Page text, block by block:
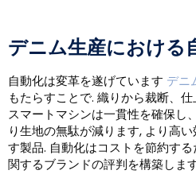
デニム生産における
自動化は変革を遂げています デニ
もたらすことで. 織りから裁断、
スマートマシンは一貫性を確保し
り生地の無駄が減ります, より高
す製品. 自動化はコストを節約す
関するブランドの評判を構築しま